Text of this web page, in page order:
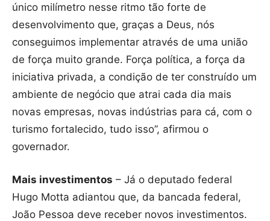
único milímetro nesse ritmo tão forte de
desenvolvimento que, graças a Deus, nós
conseguimos implementar através de uma união
de força muito grande. Força política, a força da
iniciativa privada, a condição de ter construído um
ambiente de negócio que atrai cada dia mais
novas empresas, novas indústrias para cá, com o
turismo fortalecido, tudo isso”, afirmou o
governador.
Mais investimentos – Já o deputado federal
Hugo Motta adiantou que, da bancada federal,
João Pessoa deve receber novos investimentos.